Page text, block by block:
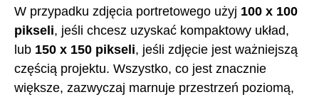
W przypadku zdjęcia portretowego użyj 100 x 100
pikseli, jeśli chcesz uzyskać kompaktowy układ,
lub 150 x 150 pikseli, jeśli zdjęcie jest ważniejszą
częścią projektu. Wszystko, co jest znacznie
większe, zazwyczaj marnuje przestrzeń poziomą,